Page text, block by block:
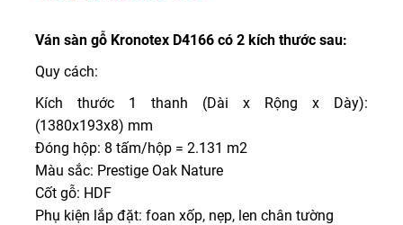
Ván sàn gỗ Kronotex D4166 có 2 kích thước sau:
Quy cách:
Kích thước 1 thanh (Dài x Rộng x Dày):
(1380x193x8) mm
Đóng hộp: 8 tấm/hộp = 2.131 m2
Màu sắc: Prestige Oak Nature
Cốt gỗ: HDF
Phụ kiện lắp đặt: foan xốp, nẹp, len chân tường